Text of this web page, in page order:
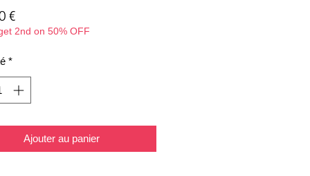
€Prix
2nd on 50% OFF
*
Ajouter au panier